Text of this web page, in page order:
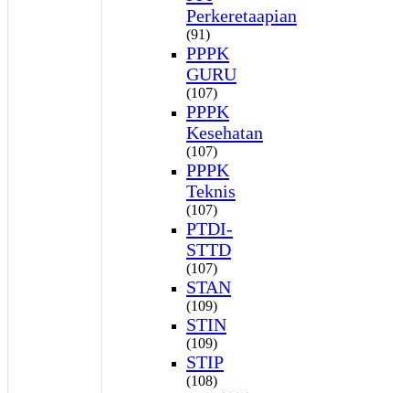
Perkeretaapian
(91)
PPPK
GURU
(107)
PPPK
Kesehatan
(107)
PPPK
Teknis
(107)
PTDI-
STTD
(107)
STAN
(109)
STIN
(109)
STIP
(108)